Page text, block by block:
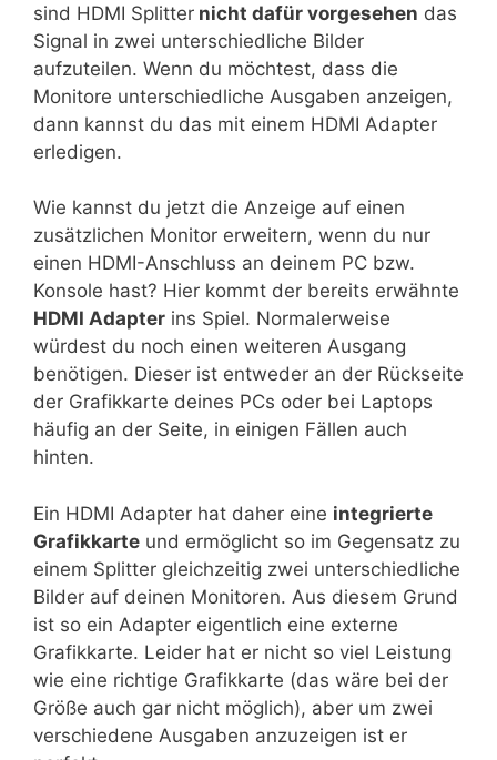
sind HDMI Splitter nicht dafür vorgesehen das
Signal in zwei unterschiedliche Bilder
aufzuteilen. Wenn du möchtest, dass die
Monitore unterschiedliche Ausgaben anzeigen,
dann kannst du das mit einem HDMI Adapter
erledigen.
Wie kannst du jetzt die Anzeige auf einen
zusätzlichen Monitor erweitern, wenn du nur
einen HDMI-Anschluss an deinem PC bzw.
Konsole hast? Hier kommt der bereits erwähnte
HDMI Adapter ins Spiel. Normalerweise
würdest du noch einen weiteren Ausgang
benötigen. Dieser ist entweder an der Rückseite
der Grafikkarte deines PCs oder bei Laptops
häufig an der Seite, in einigen Fällen auch
hinten.
Ein HDMI Adapter hat daher eine integrierte
Grafikkarte und ermöglicht so im Gegensatz zu
einem Splitter gleichzeitig zwei unterschiedliche
Bilder auf deinen Monitoren. Aus diesem Grund
ist so ein Adapter eigentlich eine externe
Grafikkarte. Leider hat er nicht so viel Leistung
wie eine richtige Grafikkarte (das wäre bei der
Größe auch gar nicht möglich), aber um zwei
verschiedene Ausgaben anzuzeigen ist er